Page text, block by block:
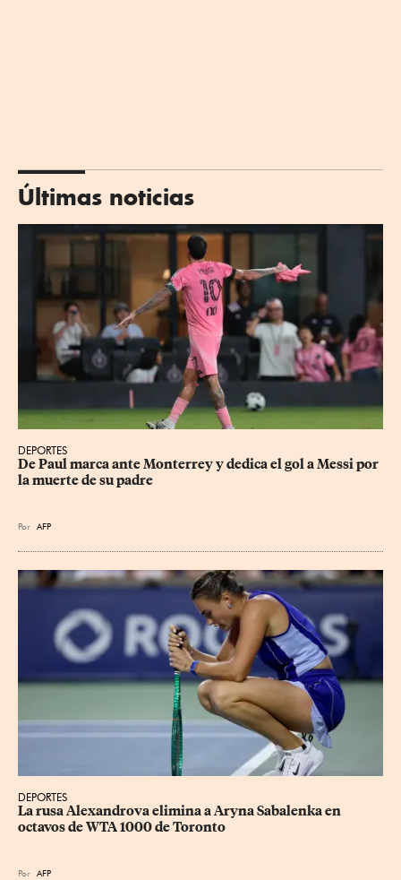
Últimas noticias
DEPORTES
De Paul marca ante Monterrey y dedica el gol a Messi por
la muerte de su padre
Por AFP
DEPORTES
La rusa Alexandrova elimina a Aryna Sabalenka en
octavos de WTA 1000 de Toronto
Por AFP